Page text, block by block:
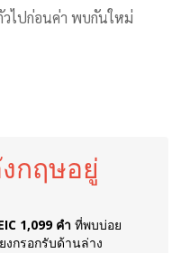
ไปก่อนค่า พบกันใหม่
กฤษอยู่
1,099 คำ ที่พบบ่อย
งกรอกรับด้านล่าง